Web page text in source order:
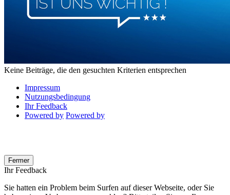
Keine Beiträge, die den gesuchten Kriterien entsprechen
Impressum
Nutzungsbedingung
Ihr Feedback
Powered by Powered by
Fermer
Ihr Feedback
Sie hatten ein Problem beim Surfen auf dieser Webseite, oder Sie